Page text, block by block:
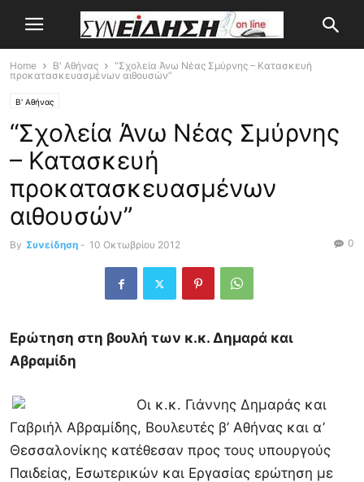
Home Β' Αθήνας
“Σχολεία Άνω Νέας Σμύρνης – Κατασκευή
προκατασκευασμένων αιθουσών”
Β' Αθήνας
“Σχολεία Άνω Νέας Σμύρνης
– Κατασκευή
προκατασκευασμένων
αιθουσών”
By Συνείδηση - 10 Οκτωβρίου 2012 0
Ερώτηση στη βουλή των κ.κ. Δημαρά και
Αβραμίδη
Οι κ.κ. Γιάννης Δημαράς και
Γαβριήλ Αβραμίδης, Βουλευτές β’ Αθήνας και α’
Θεσσαλονίκης κατέθεσαν προς τους υπουργούς
Παιδείας, Εσωτερικών και Εργασίας ερώτηση με